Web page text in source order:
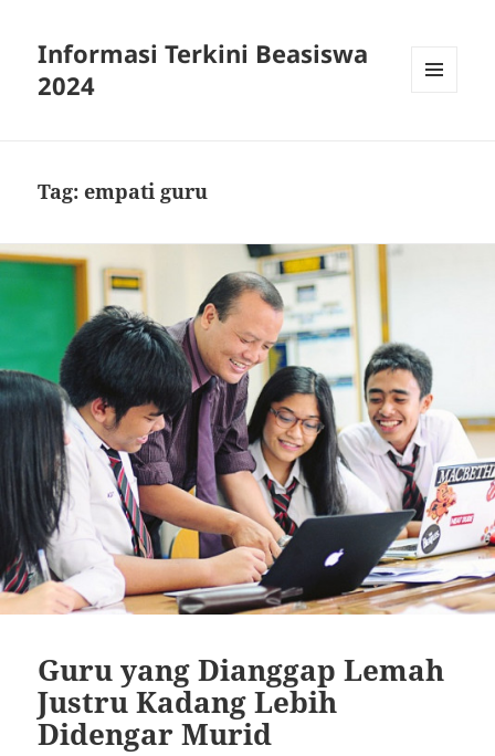
Informasi Terkini Beasiswa
2024
Tag:empati guru
Guru yang Dianggap Lemah
Justru Kadang Lebih
Didengar Murid